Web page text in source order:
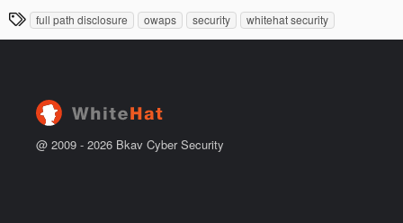
ầ
u
y
u
T
h
full path disclosure owaps security whitehat security
@ 2009 - 2026 Bkav Cyber Security